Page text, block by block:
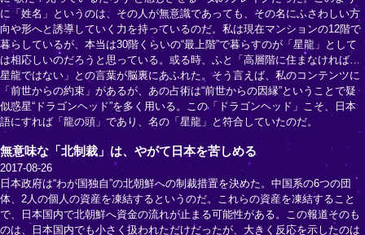
に「姓名」というのは、その人が無意識であっても、その名にふさわしい方
向や形へと誘導していく力を持っているのだ。私は現在マンションの12階で
暮らしているが、本当は30階くらいの“最上階”で暮らすのが「星龍」として
は相応しいのだろうと思っている。或る時、ふと「高層階に住まなければ…
星龍ではない」との言葉が脳裏にあふれた。そう言えば、私のコンテンツに
「前世からの約束」があるが、あの占術は“前世からの因縁”ということで疑
似惑星“ドラゴンヘッド”を多く用いる。この「ドラゴンヘッド」こそ、日本
語にすれば「龍の頭」であり、名の「星龍」と符合していたのだ。
無意味な「北制裁」は、やがて日本を苦しめる
2017-08-26
日本政府は“わが国独自”の北朝鮮への制裁措置を決めた。中国系の6つの団
体、2人の個人の資産を凍結するというのだ。これらの資産を凍結すること
で、日本国内で北朝鮮へ資金の流れが止まる可能性がある。この報道そのも
のは、日本国内でも小さく扱われただけだったが、大きく反応を示したのは